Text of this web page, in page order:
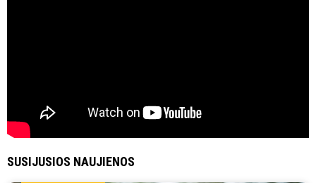
SUSIJUSIOS NAUJIENOS